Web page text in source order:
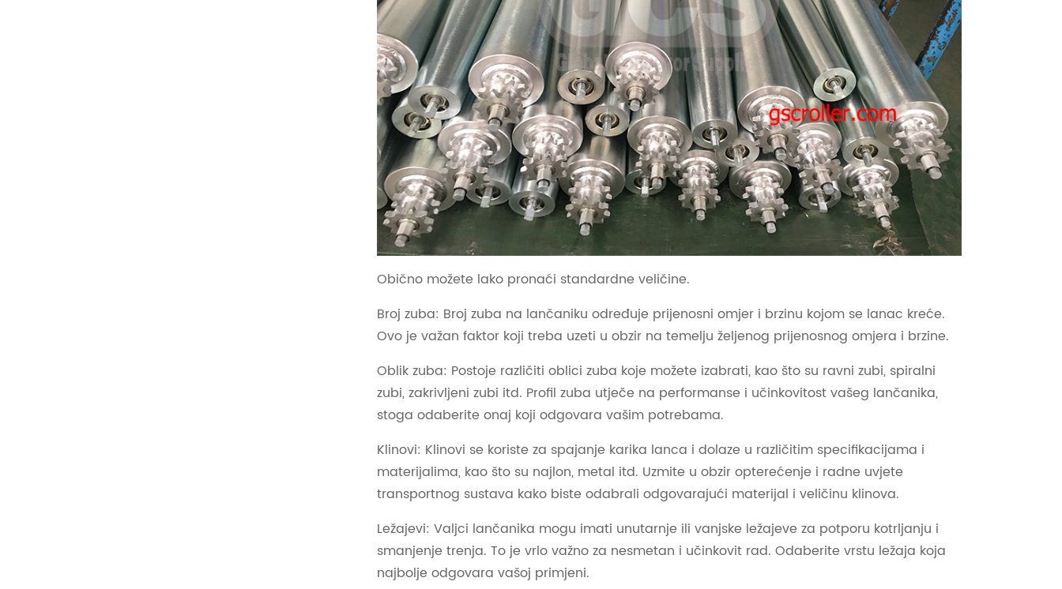
Obično možete lako pronaći standardne veličine.
Broj zuba: Broj zuba na lančaniku određuje prijenosni omjer i brzinu kojom se lanac kreće.
Ovo je važan faktor koji treba uzeti u obzir na temelju željenog prijenosnog omjera i brzine.
Oblik zuba: Postoje različiti oblici zuba koje možete izabrati, kao što su ravni zubi, spiralni
zubi, zakrivljeni zubi itd. Profil zuba utječe na performanse i učinkovitost vašeg lančanika,
stoga odaberite onaj koji odgovara vašim potrebama.
Klinovi: Klinovi se koriste za spajanje karika lanca i dolaze u različitim specifikacijama i
materijalima, kao što su najlon, metal itd. Uzmite u obzir opterećenje i radne uvjete
transportnog sustava kako biste odabrali odgovarajući materijal i veličinu klinova.
Ležajevi: Valjci lančanika mogu imati unutarnje ili vanjske ležajeve za potporu kotrljanju i
smanjenje trenja. To je vrlo važno za nesmetan i učinkovit rad. Odaberite vrstu ležaja koja
najbolje odgovara vašoj primjeni.